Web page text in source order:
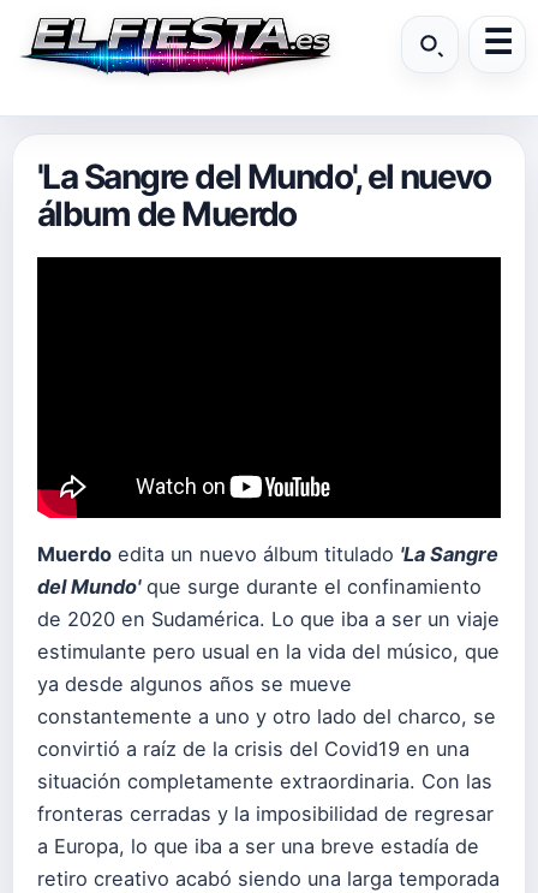
'La Sangre del Mundo', el nuevo
álbum de Muerdo
Muerdo edita un nuevo álbum titulado 'La Sangre
del Mundo'que surge durante el confinamiento
de 2020 en Sudamérica. Lo que iba a ser un viaje
estimulante pero usual en la vida del músico, que
ya desde algunos años se mueve
constantemente a uno y otro lado del charco, se
convirtió a raíz de la crisis del Covid19 en una
situación completamente extraordinaria. Con las
fronteras cerradas y la imposibilidad de regresar
a Europa, lo que iba a ser una breve estadía de
retiro creativo acabó siendo una larga temporada